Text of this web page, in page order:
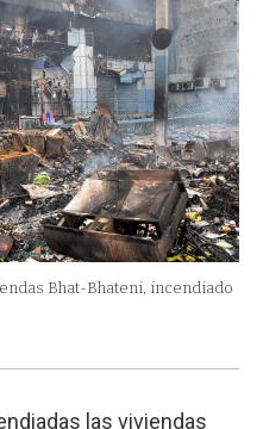
Bhat-Bhateni, incendiado
las viviendas